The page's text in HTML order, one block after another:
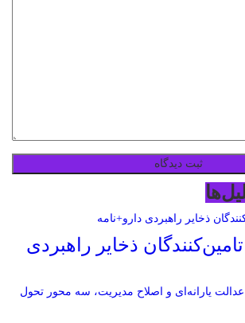
تامین‌کنندگان ذخایر راهبردی